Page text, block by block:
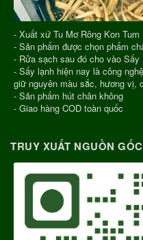
- Xuất xứ Tu Mơ Rông Kon Tum
- Sản phẩm được chọn phẩm
- Rửa sạch sau đó cho vào Sấy
- Sấy lạnh hiện nay là công
giữ nguyên màu sắc, hương vị,
- Sản phẩm hút chân không
- Giao hàng COD toàn quốc
TRUY XUẤT NGUỒN